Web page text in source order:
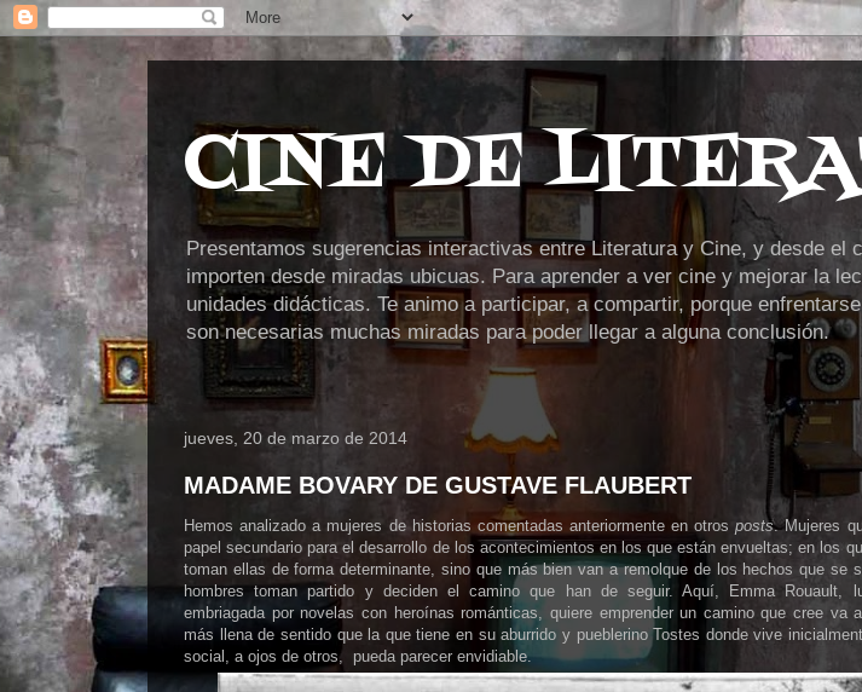
CINE DE
Presentamos sugerencias interactivas entre Literatura y Cine, y desde
importen desde miradas ubicuas. Para aprender a ver cine y mejorar la
unidades didácticas. Te animo a participar, a compartir, porque
son necesarias muchas miradas para poder llegar a alguna conclusión.
jueves, 20 de marzo de 2014
MADAME BOVARY DE GUSTAVE FLAUBERT
Hemos analizado a mujeres de historias comentadas anteriormente en otrosposts. Mujeres
papel secundario para el desarrollo de los acontecimientos en los que están envueltas; en los
toman ellas de forma determinante, sino que más bien van a remolque de los hechos que se
hombres toman partido y deciden el camino que han de seguir. Aquí, Emma Rouault,
embriagada por novelas con heroínas románticas, quiere emprender un camino que cree va
más llena de sentido que la que tiene en su aburrido y pueblerino Tostes donde vive
social, a ojos de otros, pueda parecer envidiable.